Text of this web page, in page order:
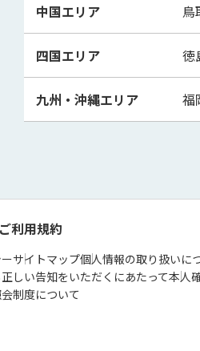
中国エリア 鳥
四国エリア 徳
九州・沖縄エリア 福
利用規約
サイトマップ個人情報の取り扱いに
しい告知をいただくにあたって本人
制度について